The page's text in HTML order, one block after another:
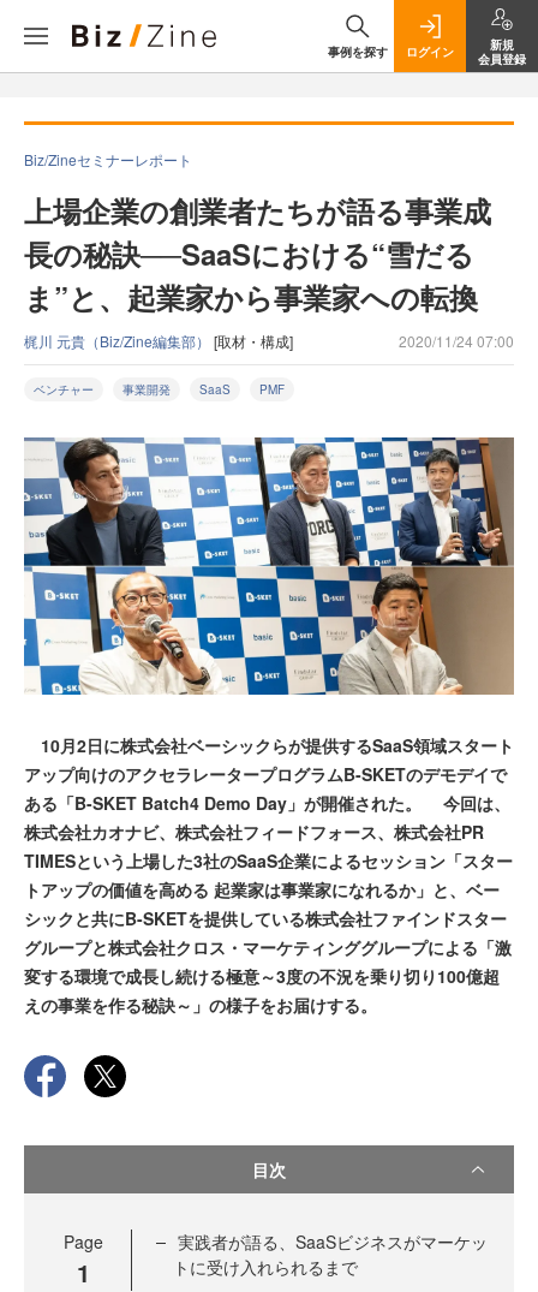
事例を探す ログイン
新規
会員登録
Biz/Zineセミナーレポート
上場企業の創業者たちが語る事業成
長の秘訣──SaaSにおける“雪だる
ま”と、起業家から事業家への転換
梶川 元貴（Biz/Zine編集部） [取材・構成] 2020/11/24 07:00
ベンチャー 事業開発 SaaS PMF
10月2日に株式会社ベーシックらが提供するSaaS領域スタート
アップ向けのアクセラレータープログラムB-SKETのデモデイで
ある「B-SKET Batch4 Demo Day」が開催された。 今回は、
株式会社カオナビ、株式会社フィードフォース、株式会社PR
TIMESという上場した3社のSaaS企業によるセッション「スター
トアップの価値を高める 起業家は事業家になれるか」と、ベー
シックと共にB-SKETを提供している株式会社ファインドスター
グループと株式会社クロス・マーケティンググループによる「激
変する環境で成長し続ける極意～3度の不況を乗り切り100億超
えの事業を作る秘訣～」の様子をお届けする。
目次
Page
1
実践者が語る、SaaSビジネスがマーケッ
トに受け入れられるまで